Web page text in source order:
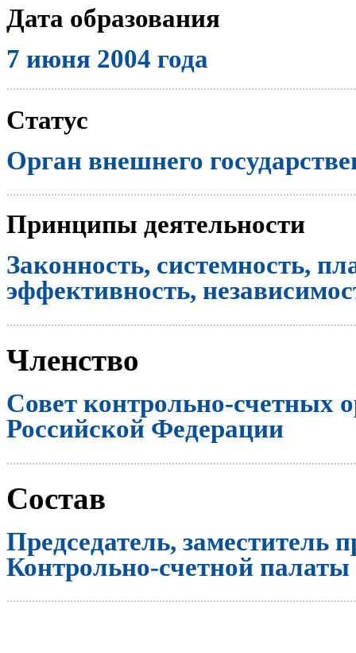
Дата образования
7 июня 2004 года
Статус
Орган внешнего
Принципы деятельности
Законность, системность,
эффективность,
Членство
Совет контрольно-счетных
Российской Федерации
Состав
Председатель, заместитель
Контрольно-счетной палаты